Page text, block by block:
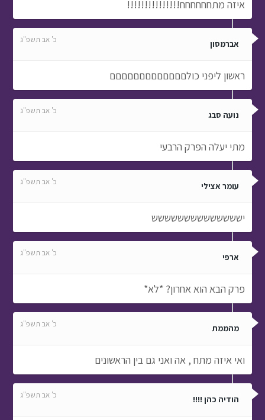
איזה מתחחחחחח!!!!!!!!!!!!!!!
אברמסון כ' אב תשפ"ג
ראשון ליפני כולםםםםםםםםםםםםם
נועה סבג כ' אב תשפ"ג
מתי יעלה הפרק הרבעי
עומר אצילי כ' אב תשפ"ג
ישששששששששששששש
ארפי כ' אב תשפ"ג
פרק הבא הוא אחרון? *לא*
מהממת כ' אב תשפ"ג
ואי איזה מתח , אה ואני גם בין הראשונים
הודיה כהן !!!! כ' אב תשפ"ג